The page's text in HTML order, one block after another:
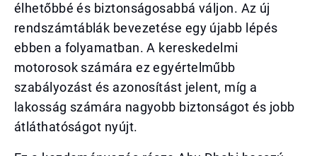
élhetőbbé és biztonságosabbá váljon. Az új
rendszámtáblák bevezetése egy újabb lépés
ebben a folyamatban. A kereskedelmi
motorosok számára ez egyértelműbb
szabályozást és azonosítást jelent, míg a
lakosság számára nagyobb biztonságot és jobb
átláthatóságot nyújt.